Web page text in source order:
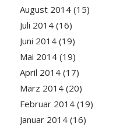
August 2014(15)
Juli 2014(16)
Juni 2014(19)
Mai 2014(19)
April 2014(17)
März 2014(20)
Februar 2014(19)
Januar 2014(16)